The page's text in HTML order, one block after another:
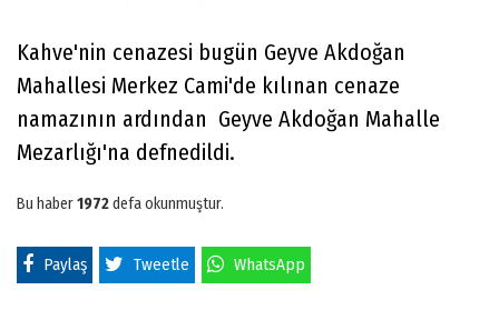
Kahve'nin cenazesi bugün Geyve Akdoğan
Mahallesi Merkez Cami'de kılınan cenaze
namazının ardından Geyve Akdoğan Mahalle
Mezarlığı'na defnedildi.
Bu haber1972defa okunmuştur.
Paylaş Tweetle WhatsApp